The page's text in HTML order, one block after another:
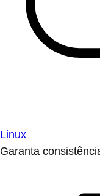
Linux
Garanta